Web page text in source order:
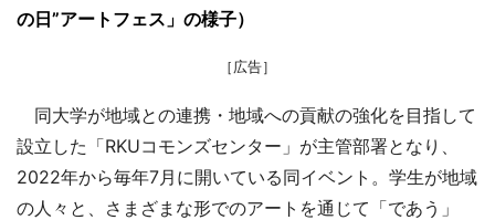
の日”アートフェス」の様子）
［広告］
同大学が地域との連携・地域への貢献の強化を目指して
設立した「RKUコモンズセンター」が主管部署となり、
2022年から毎年7月に開いている同イベント。学生が地域
の人々と、さまざまな形でのアートを通じて「であう」